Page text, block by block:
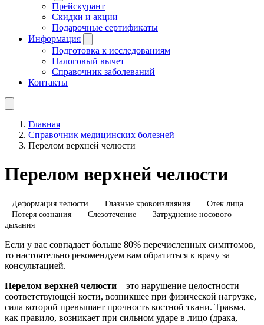
Прейскурант
Скидки и акции
Подарочные сертификаты
Информация
Подготовка к исследованиям
Налоговый вычет
Справочник заболеваний
Контакты
Главная
Справочник медицинских болезней
Перелом верхней челюсти
Перелом верхней челюсти
Деформация челюсти Глазные кровоизлияния
Отек лица
Потеря сознания
Слезотечение
Затруднение носового
дыхания
Если у вас совпадает больше 80% перечисленных симптомов,
то настоятельно рекомендуем вам обратиться к врачу за
консультацией.
Перелом верхней челюсти – это нарушение целостности
соответствующей кости, возникшее при физической нагрузке,
сила которой превышает прочность костной ткани. Травма,
как правило, возникает при сильном ударе в лицо (драка,